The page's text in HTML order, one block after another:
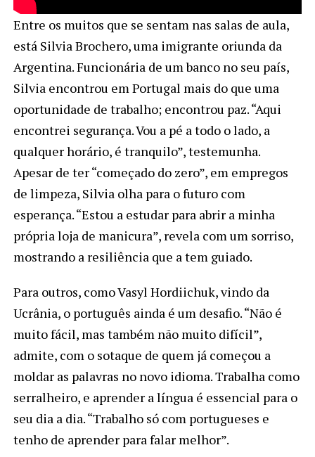
Entre os muitos que se sentam nas salas de aula,
está Silvia Brochero, uma imigrante oriunda da
Argentina. Funcionária de um banco no seu país,
Silvia encontrou em Portugal mais do que uma
oportunidade de trabalho; encontrou paz. “Aqui
encontrei segurança. Vou a pé a todo o lado, a
qualquer horário, é tranquilo”, testemunha.
Apesar de ter “começado do zero”, em empregos
de limpeza, Silvia olha para o futuro com
esperança. “Estou a estudar para abrir a minha
própria loja de manicura”, revela com um sorriso,
mostrando a resiliência que a tem guiado.
Para outros, como Vasyl Hordiichuk, vindo da
Ucrânia, o português ainda é um desafio. “Não é
muito fácil, mas também não muito difícil”,
admite, com o sotaque de quem já começou a
moldar as palavras no novo idioma. Trabalha como
serralheiro, e aprender a língua é essencial para o
seu dia a dia. “Trabalho só com portugueses e
tenho de aprender para falar melhor”.